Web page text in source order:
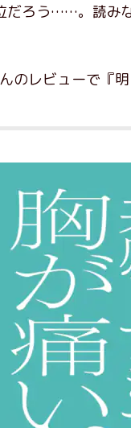
だろう……。読み
のレビューで『